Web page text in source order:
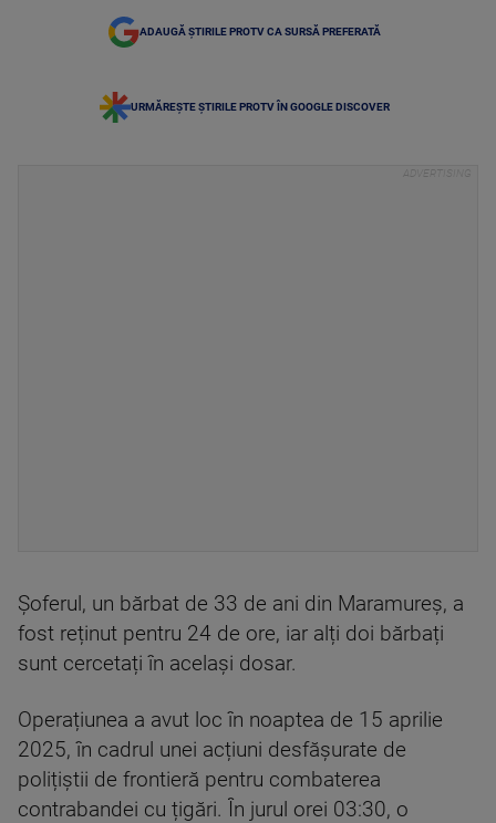
ADAUGĂ ȘTIRILE PROTV CA SURSĂ PREFERATĂ
URMĂREȘTE ȘTIRILE PROTV ÎN GOOGLE DISCOVER
Șoferul, un bărbat de 33 de ani din Maramureș, a
fost reținut pentru 24 de ore, iar alți doi bărbați
sunt cercetați în același dosar.
Operațiunea a avut loc în noaptea de 15 aprilie
2025, în cadrul unei acțiuni desfășurate de
polițiștii de frontieră pentru combaterea
contrabandei cu țigări. În jurul orei 03:30, o